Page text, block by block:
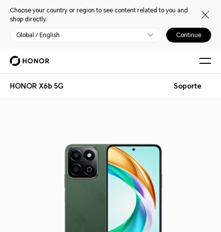
Choose your country or region to see content related to you and
shop directly.
Global / English Continue
HONOR X6b 5G Soporte